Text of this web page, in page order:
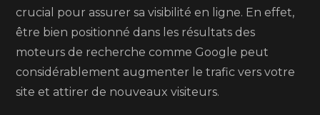
crucial pour assurer sa visibilité en ligne. En effet,
être bien positionné dans les résultats des
moteurs de recherche comme Google peut
considérablement augmenter le trafic vers votre
site et attirer de nouveaux visiteurs.